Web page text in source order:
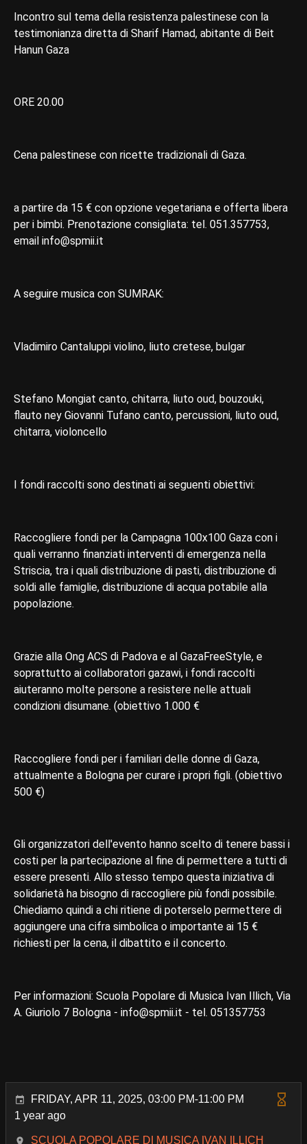
Incontro sul tema della resistenza palestinese con la
testimonianza diretta di Sharif Hamad, abitante di Beit
Hanun Gaza
ORE 20.00
Cena palestinese con ricette tradizionali di Gaza.
a partire da 15 € con opzione vegetariana e offerta libera
per i bimbi. Prenotazione consigliata: tel. 051.357753,
email info@spmii.it
A seguire musica con SUMRAK:
Vladimiro Cantaluppi violino, liuto cretese, bulgar
Stefano Mongiat canto, chitarra, liuto oud, bouzouki,
flauto ney Giovanni Tufano canto, percussioni, liuto oud,
chitarra, violoncello
I fondi raccolti sono destinati ai seguenti obiettivi:
Raccogliere fondi per la Campagna 100x100 Gaza con i
quali verranno finanziati interventi di emergenza nella
Striscia, tra i quali distribuzione di pasti, distribuzione di
soldi alle famiglie, distribuzione di acqua potabile alla
popolazione.
Grazie alla Ong ACS di Padova e al GazaFreeStyle, e
soprattutto ai collaboratori gazawi, i fondi raccolti
aiuteranno molte persone a resistere nelle attuali
condizioni disumane. (obiettivo 1.000 €
Raccogliere fondi per i familiari delle donne di Gaza,
attualmente a Bologna per curare i propri figli. (obiettivo
500 €)
Gli organizzatori dell'evento hanno scelto di tenere bassi i
costi per la partecipazione al fine di permettere a tutti di
essere presenti. Allo stesso tempo questa iniziativa di
solidarietà ha bisogno di raccogliere più fondi possibile.
Chiediamo quindi a chi ritiene di poterselo permettere di
aggiungere una cifra simbolica o importante ai 15 €
richiesti per la cena, il dibattito e il concerto.
Per informazioni: Scuola Popolare di Musica Ivan Illich, Via
A. Giuriolo 7 Bologna - info@spmii.it - tel. 051357753
FRIDAY, APR 11, 2025, 03:00 PM-11:00 PM
1 year ago
SCUOLA POPOLARE DI MUSICA IVAN ILLICH